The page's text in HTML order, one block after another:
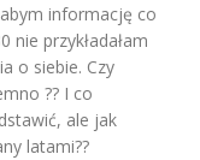
informację co
nie przykładałam
o siebie. Czy
?? I co
ale jak
latami??